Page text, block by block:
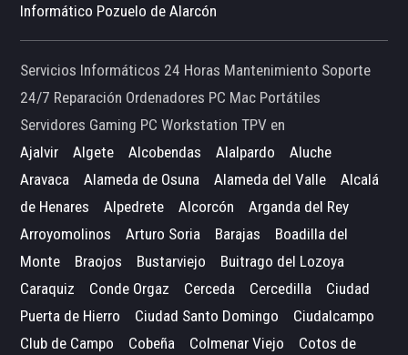
Informático Pozuelo de Alarcón
Servicios Informáticos 24 Horas Mantenimiento Soporte
24/7 Reparación Ordenadores PC Mac Portátiles
Servidores Gaming PC Workstation TPV en
Ajalvir
Algete Alcobendas Alalpardo
Aluche
Aravaca
Alameda de Osuna Alameda del Valle
Alcalá
de Henares
Alpedrete Alcorcón
Arganda del Rey
Arroyomolinos
Arturo Soria Barajas
Boadilla del
Monte
Braojos Bustarviejo
Buitrago del Lozoya
Caraquiz
Conde Orgaz Cerceda Cercedilla
Ciudad
Puerta de Hierro
Ciudad Santo Domingo
Ciudalcampo
Club de Campo
Cobeña Colmenar Viejo
Cotos de